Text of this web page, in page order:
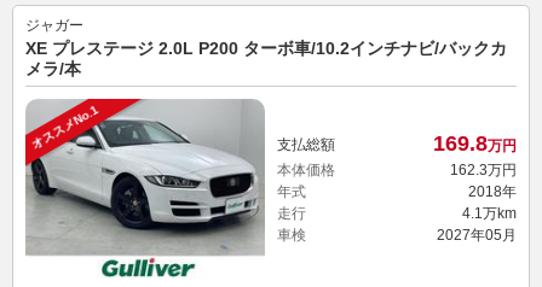
ジャガー
XE プレステージ 2.0L P200 ターボ車/10.2インチナビ/バックカ
メラ/本
オススメNo.1 支払総額 169.8万円
本体価格
162.3万円
年式
2018年
走行
4.1万km
車検
2027年05月